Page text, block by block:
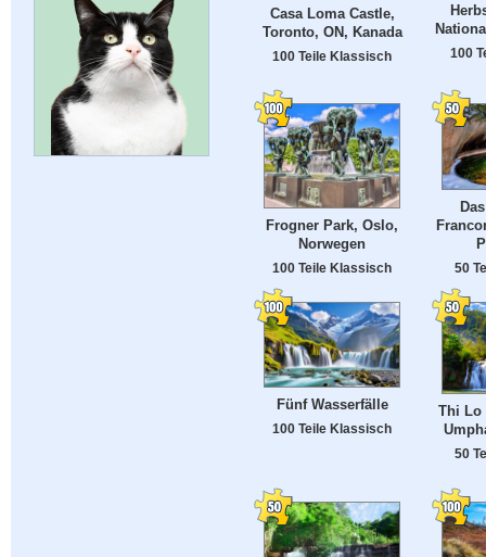
Casa Loma Castle,
Toronto, ON, Kanada
100 Teile Klassisch 100
Frogner Park, Oslo,
Norwegen
100 Teile Klassisch 50
Fünf Wasserfälle
100 Teile Klassisch
Thi Lo
50